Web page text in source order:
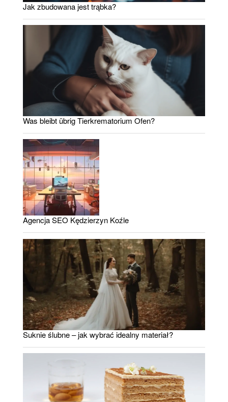
Jak zbudowana jest trąbka?
Was bleibt übrig Tierkrematorium Ofen?
Agencja SEO Kędzierzyn Koźle
Suknie ślubne – jak wybrać idealny materiał?